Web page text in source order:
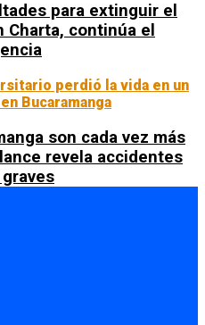
para extinguir el
continúa el
son cada vez más
revela accidentes